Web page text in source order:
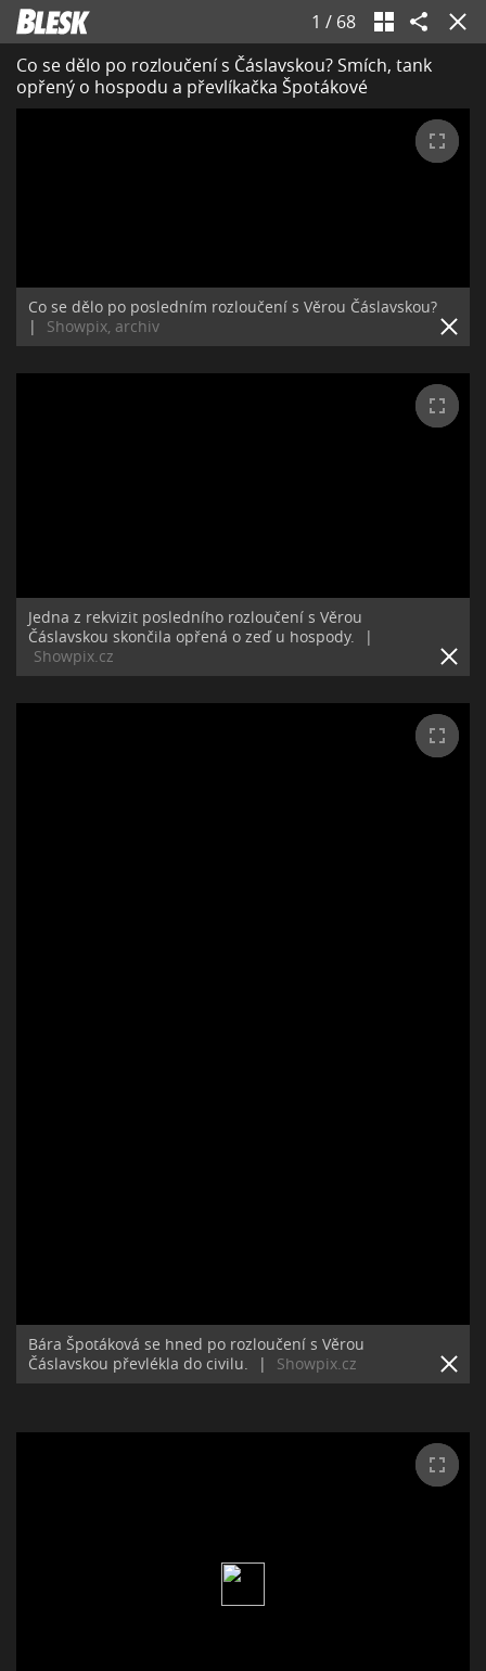
1 / 68
Co se dělo po rozloučení s Čáslavskou? Smích, tank
opřený o hospodu a převlíkačka Špotákové
Co se dělo po posledním rozloučení s Věrou Čáslavskou?
|
Showpix, archiv
Jedna z rekvizit posledního rozloučení s Věrou
Čáslavskou skončila opřená o zeď u hospody.
|
Showpix.cz
Bára Špotáková se hned po rozloučení s Věrou
Čáslavskou převlékla do civilu.
| Showpix.cz